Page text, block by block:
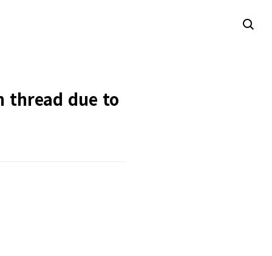
thread due to